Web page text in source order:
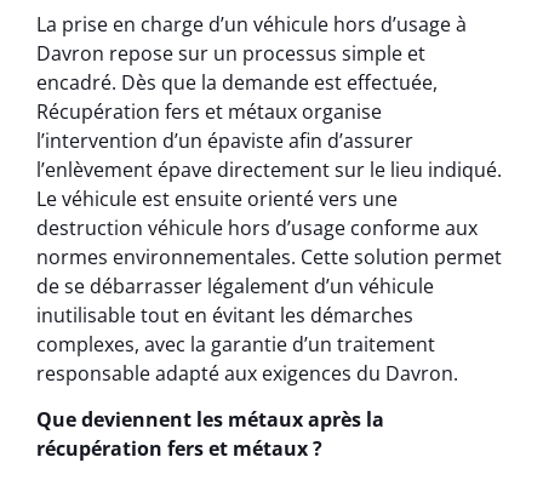
La prise en charge d’un véhicule hors d’usage à
Davron repose sur un processus simple et
encadré. Dès que la demande est effectuée,
Récupération fers et métaux organise
l’intervention d’un épaviste afin d’assurer
l’enlèvement épave directement sur le lieu indiqué.
Le véhicule est ensuite orienté vers une
destruction véhicule hors d’usage conforme aux
normes environnementales. Cette solution permet
de se débarrasser légalement d’un véhicule
inutilisable tout en évitant les démarches
complexes, avec la garantie d’un traitement
responsable adapté aux exigences du Davron.
Que deviennent les métaux après la
récupération fers et métaux ?